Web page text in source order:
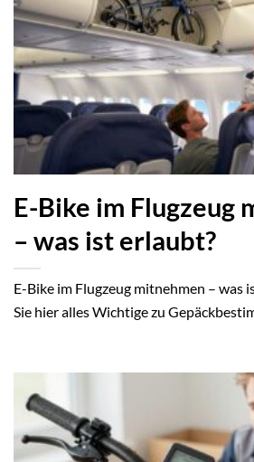
E-Bike im Flugzeug
– was ist erlaubt?
E-Bike im Flugzeug mitnehmen – was
Sie hier alles Wichtige zu